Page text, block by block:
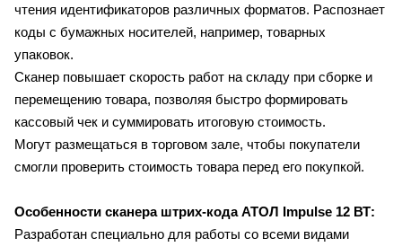
чтения идентификаторов различных форматов. Распознает
коды с бумажных носителей, например, товарных
упаковок.
Сканер повышает скорость работ на складу при сборке и
перемещению товара, позволяя быстро формировать
кассовый чек и суммировать итоговую стоимость.
Могут размещаться в торговом зале, чтобы покупатели
смогли проверить стоимость товара перед его покупкой.
Особенности сканера штрих-кодаАТОЛ Impulse 12 ВТ:
Разработан специально для работы со всеми видами